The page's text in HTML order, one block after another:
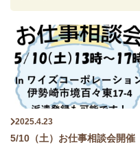
2025.4.23
5/10（土）お仕事相談会開催